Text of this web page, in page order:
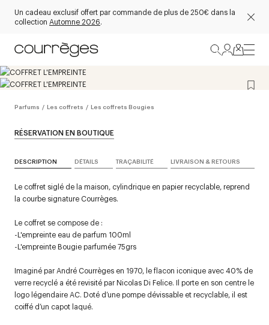
Un cadeau exclusif offert par commande de plus de 250€ dans la
collection Automne 2026.
Parfums / Les coffrets / Les coffrets Bougies
RÉSERVATION EN BOUTIQUE
DESCRIPTION DÉTAILS TRAÇABILITÉ LIVRAISON & RETOURS
Le coffret siglé de la maison, cylindrique en papier recyclable, reprend
la courbe signature Courrèges.
Le coffret se compose de :
-L'empreinte eau de parfum 100ml
-L'empreinte Bougie parfumée 75grs
Imaginé par André Courrèges en 1970, le flacon iconique avec 40% de
verre recyclé a été revisité par Nicolas Di Felice. Il porte en son centre le
logo légendaire AC. Doté d’une pompe dévissable et recyclable, il est
coiffé d’un capot laqué.